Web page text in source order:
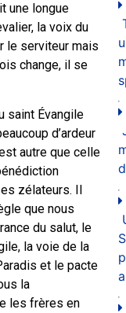
une longue
la voix du
le serviteur mais
change, il se
saint Évangile
d’ardeur
autre que celle
zélateurs. Il
que nous
du salut, le
la voie de la
et le pacte
la
les frères en